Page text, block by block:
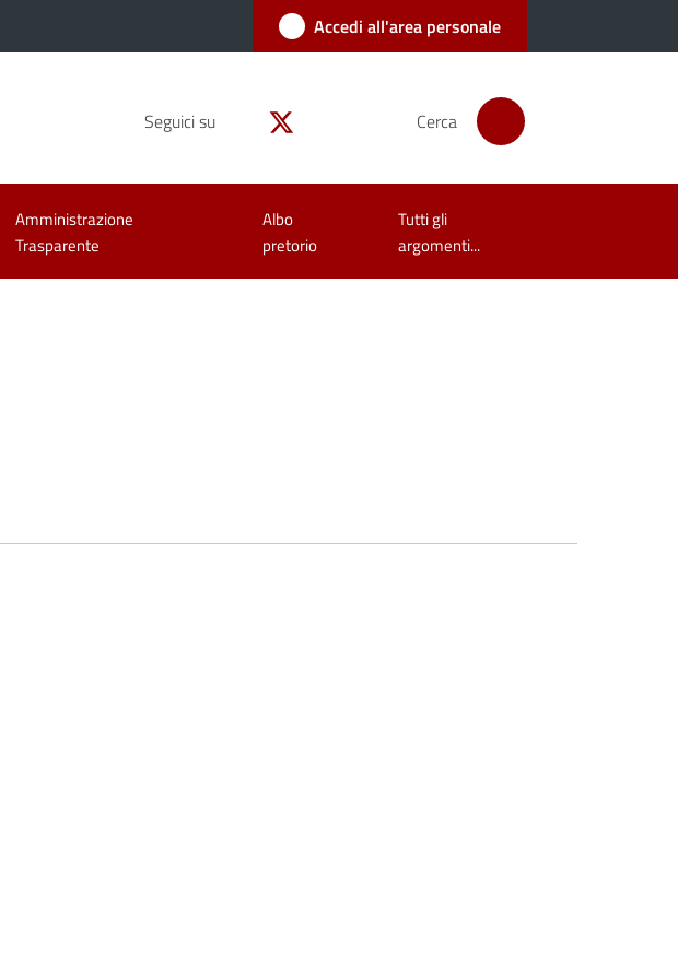
Accedi all'area personale
Seguici su Cerca
Amministrazione
Trasparente
Albo
pretorio
Tutti gli
argomenti...